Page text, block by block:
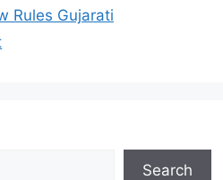
Rules Gujarati
Search